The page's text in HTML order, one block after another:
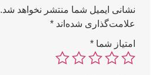
نشانی ایمیل شما منتشر نخواهد شد.
علامت‌گذاری شده‌اند *
امتیاز شما *